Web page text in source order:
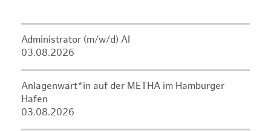
Administrator (m/w/d) AI
03.08.2026
Anlagenwart*in auf der METHA im Hamburger
Hafen
03.08.2026